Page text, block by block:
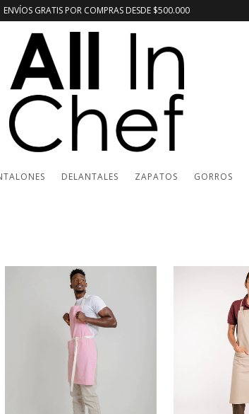
ENVÍOS GRATIS POR COMPRAS DESDE $500.000
DELANTALES ZAPATOS GORROS